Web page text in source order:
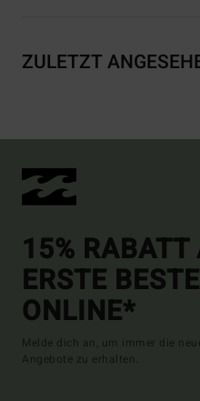
ZULETZT
15%
ERSTE
ONLINE*
Melde dich an, um immer die
Angebote zu erhalten.